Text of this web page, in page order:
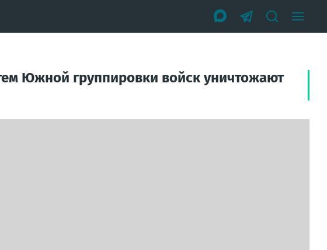
Южной группировки войск уничтожают